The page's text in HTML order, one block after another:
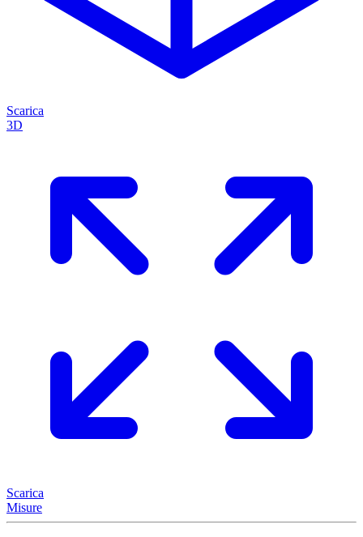
Scarica
3D
Scarica
Misure